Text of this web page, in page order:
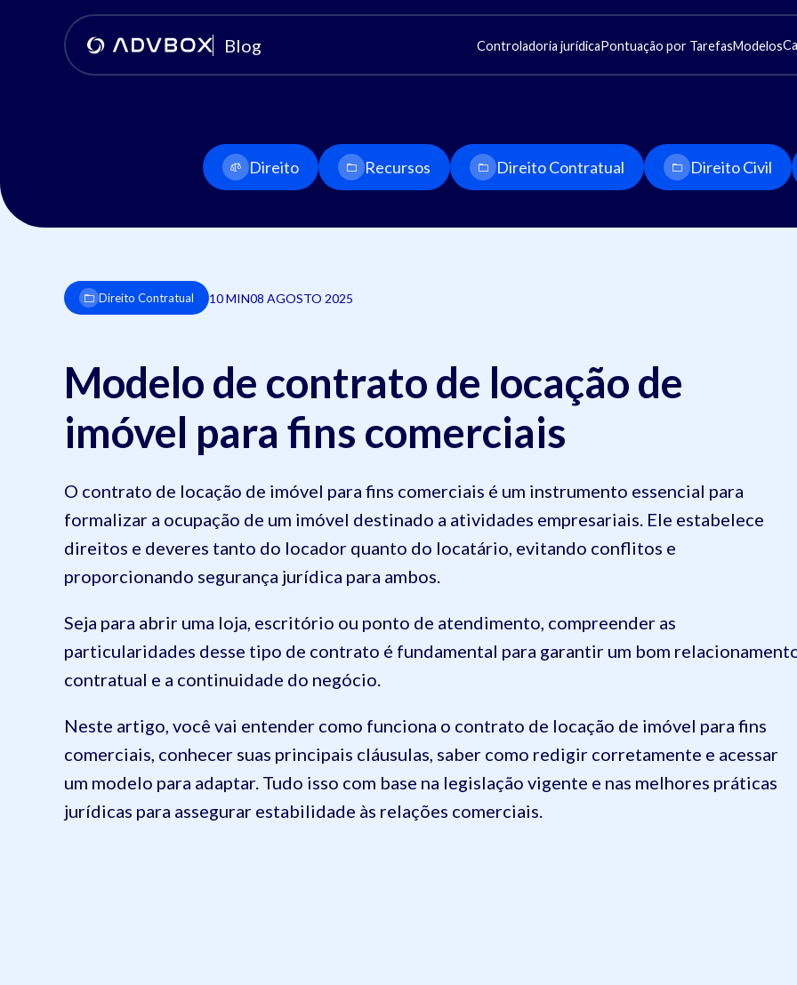
Blog Controladoria jurídicaPontuação por TarefasModelos
Direito Recursos Direito Contratual Direito Civil
Direito Contratual 10 MIN08 AGOSTO 2025
Modelo de contrato de locação de
imóvel para fins comerciais
O contrato de locação de imóvel para fins comerciais é um instrumento essencial para
formalizar a ocupação de um imóvel destinado a atividades empresariais. Ele estabelece
direitos e deveres tanto do locador quanto do locatário, evitando conflitos e
proporcionando segurança jurídica para ambos.
Seja para abrir uma loja, escritório ou ponto de atendimento, compreender as
particularidades desse tipo de contrato é fundamental para garantir um bom
contratual e a continuidade do negócio.
Neste artigo, você vai entender como funciona o contrato de locação de imóvel para fins
comerciais, conhecer suas principais cláusulas, saber como redigir corretamente e acessar
um modelo para adaptar. Tudo isso com base na legislação vigente e nas melhores práticas
jurídicas para assegurar estabilidade às relações comerciais.